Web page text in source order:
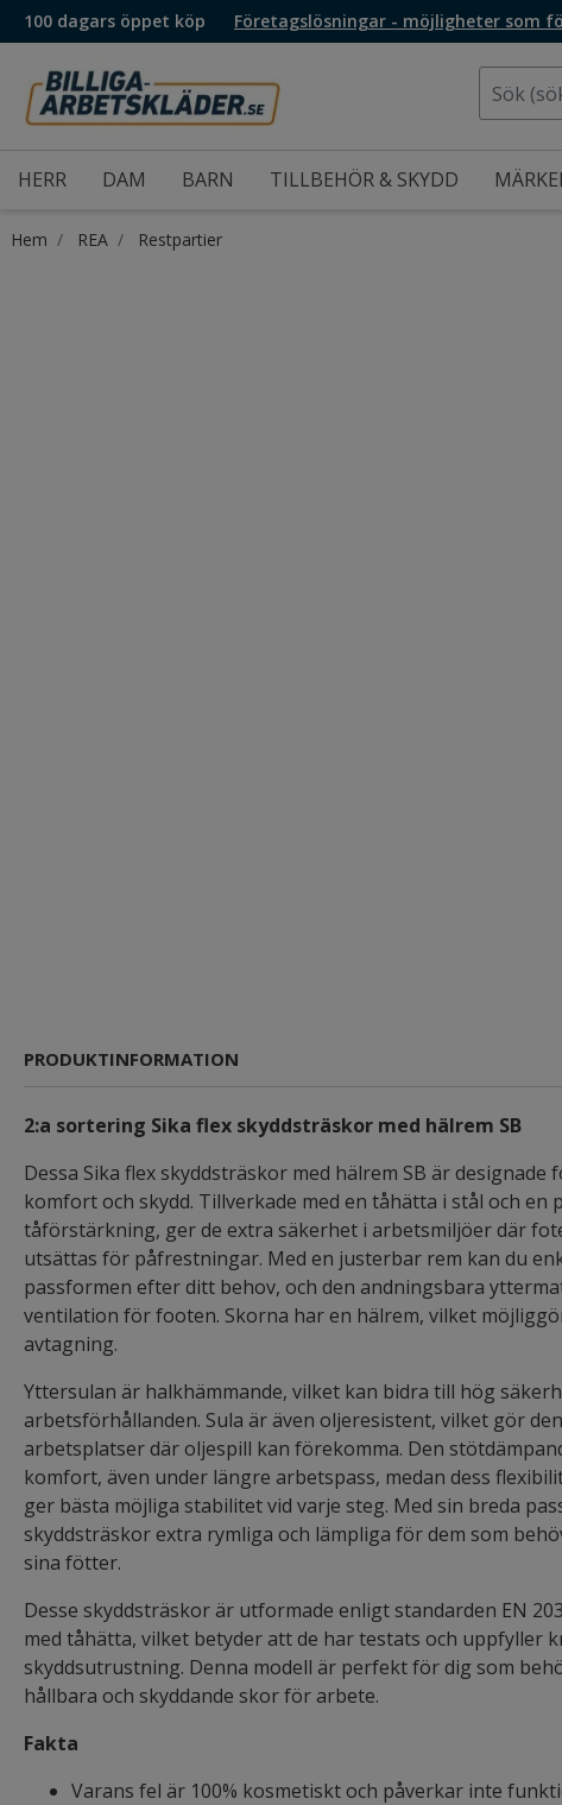
100 dagars öppet köp Företagslösningar - möjligheter som
HERR DAM BARN TILLBEHÖR & SKYDD
Hem REA Restpartier
PRODUKTINFORMATION
2:a sortering Sika flex skyddsträskor med hälrem SB
Dessa Sika flex skyddsträskor med hälrem SB är designade
komfort och skydd. Tillverkade med en tåhätta i stål och en
tåförstärkning, ger de extra säkerhet i arbetsmiljöer där
utsättas för påfrestningar. Med en justerbar rem kan du
passformen efter ditt behov, och den andningsbara
ventilation för footen. Skorna har en hälrem, vilket
avtagning.
Yttersulan är halkhämmande, vilket kan bidra till hög
arbetsförhållanden. Sula är även oljeresistent, vilket gör
arbetsplatser där oljespill kan förekomma. Den
komfort, även under längre arbetspass, medan dess
ger bästa möjliga stabilitet vid varje steg. Med sin breda
skyddsträskor extra rymliga och lämpliga för dem som
sina fötter.
Desse skyddsträskor är utformade enligt standarden EN
med tåhätta, vilket betyder att de har testats och uppfyller
skyddsutrustning. Denna modell är perfekt för dig som
hållbara och skyddande skor för arbete.
Fakta
Varans fel är 100% kosmetiskt och påverkar inte